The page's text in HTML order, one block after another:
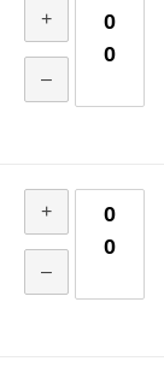
0
0
0
0